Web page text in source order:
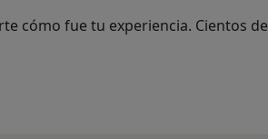
cómo fue tu experiencia. Cientos de